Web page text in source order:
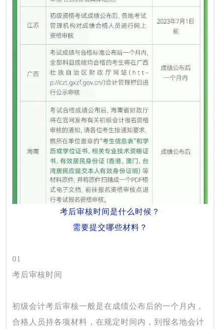
考后审核时间是什么时候？
需要提交哪些材料？
01
考后审核时间
初级会计考后审核一般是在成绩公布后的一个月内 ，
合格人员持各项材料，在规定时间内，到报名地会计